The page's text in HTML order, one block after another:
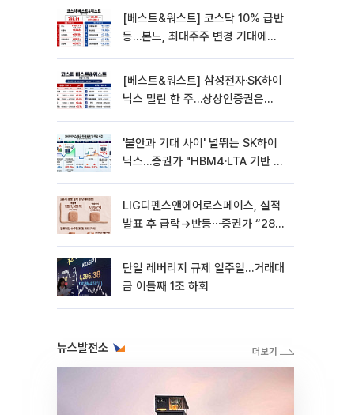
[베스트&워스트] 코스닥 10% 급반
등…본느, 최대주주 변경 기대에
[베스트&워스트] 삼성전자·SK하이
닉스 밀린 한 주…상상인증권은
'불안과 기대 사이' 널뛰는 SK하이
닉스…증권가 "HBM4·LTA 기반 펀
LIG디펜스앤에어로스페이스, 실적
발표 후 급락→반등⋯증권가 “28년
단일 레버리지 규제 일주일…거래대
금 이틀째 1조 하회
뉴스발전소